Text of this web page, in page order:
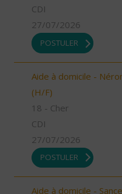
CDI
27/07/2026
POSTULER
Aide à domicile -
(H/F)
18 - Cher
CDI
27/07/2026
POSTULER
Aide à domicile -